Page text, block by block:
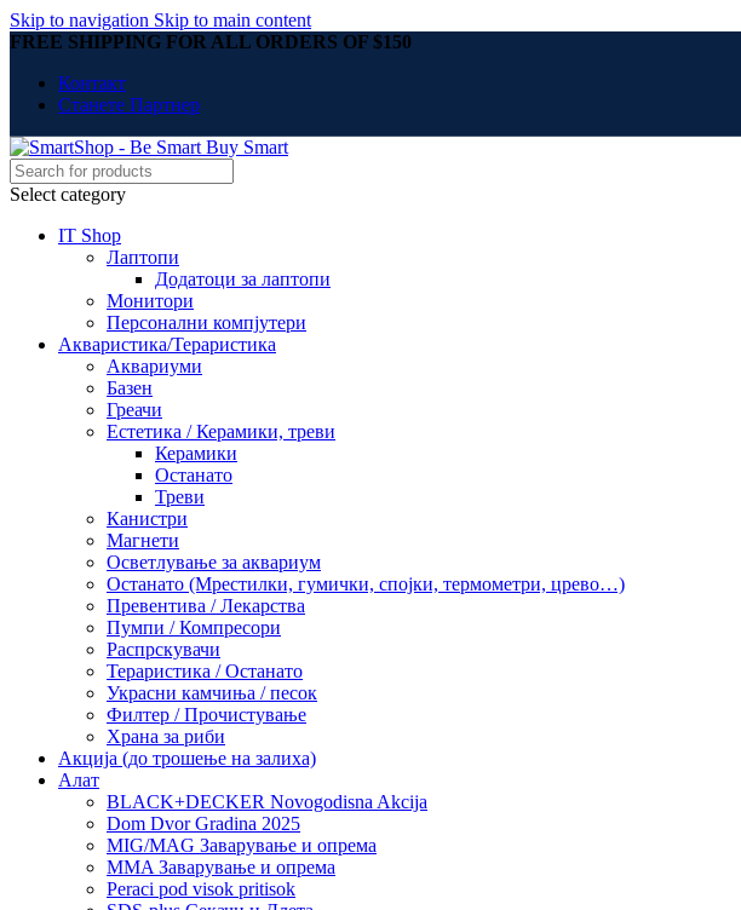
Skip to navigation Skip to main content
FREE SHIPPING FOR ALL ORDERS OF $150
Контакт
Станете Партнер
Select category
IT Shop
Лаптопи
Додатоци за лаптопи
Монитори
Персонални компјутери
Акваристика/Тераристика
Аквариуми
Базен
Греачи
Естетика / Керамики, треви
Керамики
Останато
Треви
Канистри
Магнети
Осветлување за аквариум
Останато (Мрестилки, гумички, спојки, термометри, црево…)
Превентива / Лекарства
Пумпи / Компресори
Распрскувачи
Тераристика / Останато
Украсни камчиња / песок
Филтер / Прочистување
Храна за риби
Акција (до трошење на залиха)
Алат
BLACK+DECKER Novogodisna Akcija
Dom Dvor Gradina 2025
MIG/MAG Заварување и опрема
MMA Заварување и опрема
Peraci pod visok pritisok